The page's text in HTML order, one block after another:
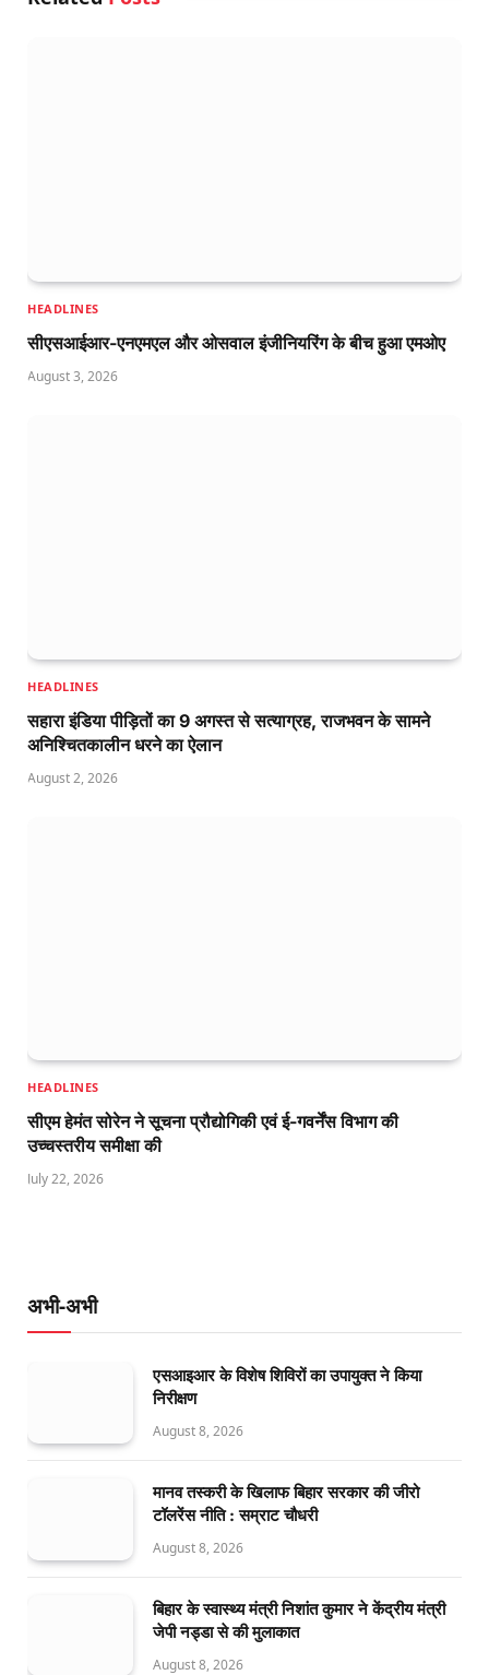
HEADLINES
सीएसआईआर-एनएमएल और ओसवाल इंजीनियरिंग के बीच हुआ एमओए
August 3, 2026
HEADLINES
सहारा इंडिया पीड़ितों का 9 अगस्त से सत्याग्रह, राजभवन के सामने
अनिश्चितकालीन धरने का ऐलान
August 2, 2026
HEADLINES
सीएम हेमंत सोरेन ने सूचना प्रौद्योगिकी एवं ई-गवर्नेंस विभाग की
उच्चस्तरीय समीक्षा की
July 22, 2026
अभी-अभी
एसआइआर के विशेष शिविरों का उपायुक्त ने किया
निरीक्षण
August 8, 2026
मानव तस्करी के खिलाफ बिहार सरकार की जीरो
टॉलरेंस नीति : सम्राट चौधरी
August 8, 2026
बिहार के स्वास्थ्य मंत्री निशांत कुमार ने केंद्रीय मंत्री
जेपी नड्डा से की मुलाकात
August 8, 2026